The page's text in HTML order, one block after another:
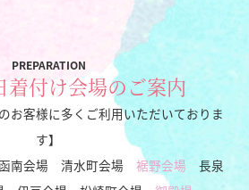
PREPARATION
着付け会場のご案内
お客様に多くご利用いただいておりま
す】
南会場 清水町会場 裾野会場 長泉